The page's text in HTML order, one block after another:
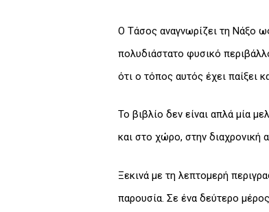
Ο Τάσος αναγνωρίζει τη Νάξο
πολυδιάστατο φυσικό
ότι ο τόπος αυτός έχει παίξει
Το βιβλίο δεν είναι απλά μία
και στο χώρο, στην διαχρονική
Ξεκινά με τη λεπτομερή
παρουσία. Σε ένα δεύτερο